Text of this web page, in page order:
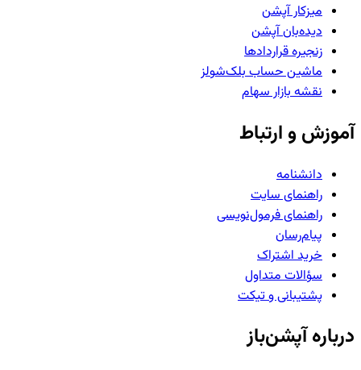
میزکار آپشن
دیده‌بان آپشن
زنجیره قراردادها
ماشین حساب بلک‌شولز
نقشه بازار سهام
آموزش و ارتباط
دانشنامه
راهنمای سایت
راهنمای فرمول‌نویسی
پیام‌رسان
خرید اشتراک
سؤالات متداول
پشتیبانی و تیکت
درباره آپشن‌باز